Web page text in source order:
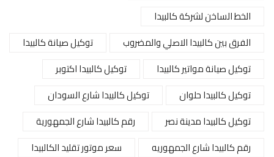
الخط الساخن لشركة كالبيدا
الفرق بين كالبيدا الاصلي والمضروب
توكيل صيانة كالبيدا
توكيل صيانة مواتير كالبيدا
توكيل كالبيدا اكتوبر
توكيل كالبيدا حلوان
توكيل كالبيدا شارع السودان
توكيل كالبيدا مدينة نصر
رقم كالبيدا شارع الجمهورية
رقم كالبيدا شارع الجمهوريه
سعر موتور تقليد الكالبيدا